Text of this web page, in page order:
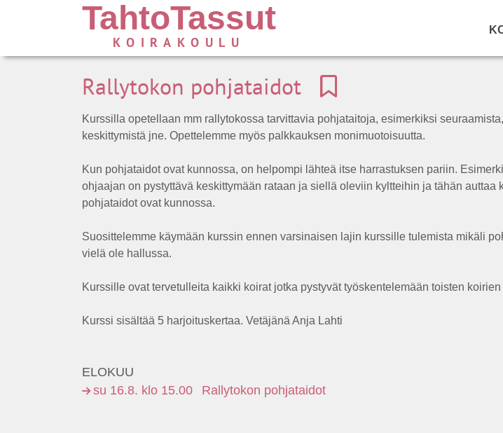
TahtoTassut
KOIRAKOULU
Rallytokon pohjataidot
Kurssilla opetellaan mm rallytokossa tarvittavia pohjataitoja, esimerkiksi
keskittymistä jne. Opettelemme myös palkkauksen monimuotoisuutta.
Kun pohjataidot ovat kunnossa, on helpompi lähteä itse harrastuksen pariin.
ohjaajan on pystyttävä keskittymään rataan ja siellä oleviin kyltteihin ja tähän auttaa
pohjataidot ovat kunnossa.
Suosittelemme käymään kurssin ennen varsinaisen lajin kurssille tulemista mikäli
vielä ole hallussa.
Kurssille ovat tervetulleita kaikki koirat jotka pystyvät työskentelemään toisten koirien
Kurssi sisältää 5 harjoituskertaa. Vetäjänä Anja Lahti
ELOKUU
su 16.8. klo 15.00
Rallytokon pohjataidot